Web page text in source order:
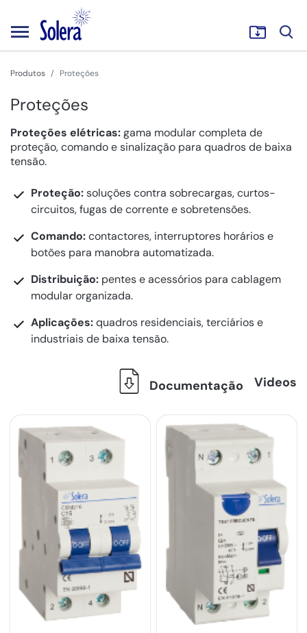
Produtos Proteções
Proteções
Proteções elétricas:gama modular completa de
proteção, comando e sinalização para quadros de baixa
tensão.
Proteção:soluções contra sobrecargas, curtos-
circuitos, fugas de corrente e sobretensões.
Comando:contactores, interruptores horários e
botões para manobra automatizada.
Distribuição: pentes e acessórios para cablagem
modular organizada.
Aplicações:quadros residenciais, terciários e
industriais de baixa tensão.
Documentação Videos